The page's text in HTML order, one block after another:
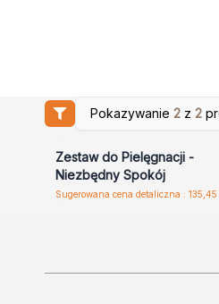
Pokazywanie 2z 2
Zaloguj się lub zarejestruj,
aby uzyskać ceny hurtowe
Zestaw do Pielęgnacji -
Niezbędny Spokój